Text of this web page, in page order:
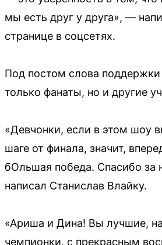
мы есть друг у друга», —
странице в соцсетях.
Под постом слова поддержки
только фанаты, но и другие
«Девчонки, если в этом шоу
шаге от финала, значит,
бОльшая победа. Спасибо за
написал Станислав Влайку.
«Ариша и Дина! Вы лучшие,
чемпионки, с прекрасным